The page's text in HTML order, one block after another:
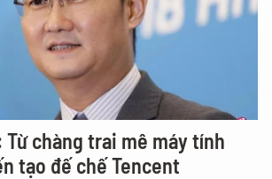
Từ chàng trai mê máy tính
tạo đế chế Tencent